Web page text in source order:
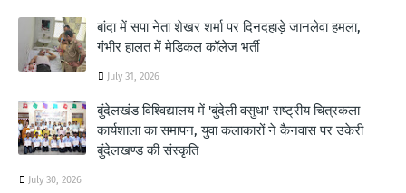
बांदा में सपा नेता शेखर शर्मा पर दिनदहाड़े जानलेवा हमला,
गंभीर हालत में मेडिकल कॉलेज भर्ती
July 31, 2026
बुंदेलखंड विश्विद्यालय में 'बुंदेली वसुधा' राष्ट्रीय चित्रकला
कार्यशाला का समापन, युवा कलाकारों ने कैनवास पर उकेरी
बुंदेलखण्ड की संस्कृति
July 30, 2026